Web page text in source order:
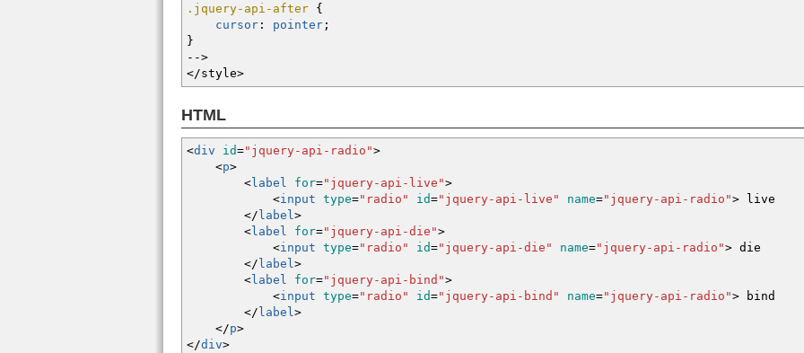
.jquery-api-after {
cursor : pointer ;
}
-->
</style>
HTML
<div id="jquery-api-radio">
<p>
<label for="jquery-api-live">
<input type="radio" id="jquery-api-live" name="jquery-api-radio"> live
</ label>
<label for="jquery-api-die">
<input type="radio" id="jquery-api-die" name="jquery-api-radio"> die
</ label>
<label for="jquery-api-bind">
<input type="radio" id="jquery-api-bind" name="jquery-api-radio"> bind
</ label>
</p>
</div>